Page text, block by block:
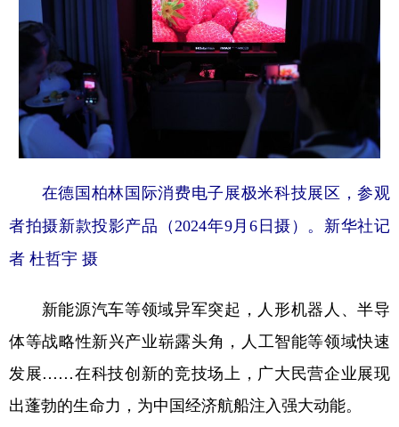
在德国柏林国际消费电子展极米科技展区，参观
者拍摄新款投影产品（2024年9月6日摄）。新华社记
者 杜哲宇 摄
新能源汽车等领域异军突起，人形机器人、半导
体等战略性新兴产业崭露头角，人工智能等领域快速
发展……在科技创新的竞技场上，广大民营企业展现
出蓬勃的生命力，为中国经济航船注入强大动能。